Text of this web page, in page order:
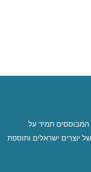
המבוססים תמיד על
יוצרים ישראלים ותוספת